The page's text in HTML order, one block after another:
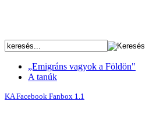
„Emigráns vagyok a Földön"
A tanúk
KA Facebook Fanbox 1.1